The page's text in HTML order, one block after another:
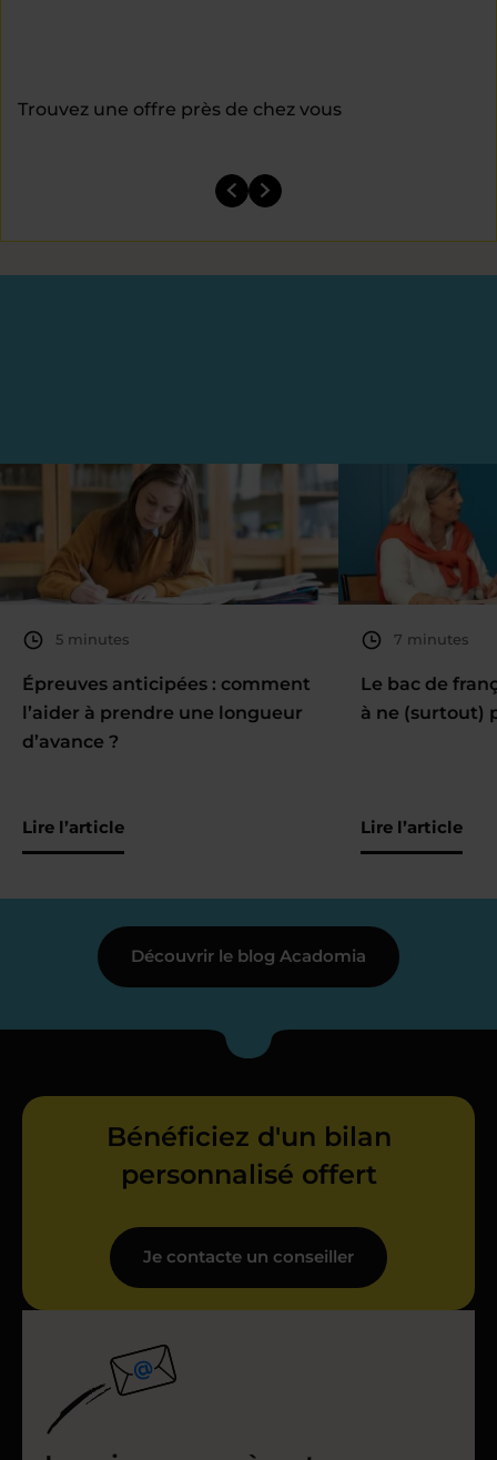
Trouvez une offre près de chez vous
5 minutes
Épreuves anticipées : comment
l’aider à prendre une longueur
d’avance ?
Lire l’article
7 minutes
Le bac de
à ne (surtout)
Lire l’article
Découvrir le blog Acadomia
Bénéficiez d'un bilan
personnalisé offert
Je contacte un conseiller